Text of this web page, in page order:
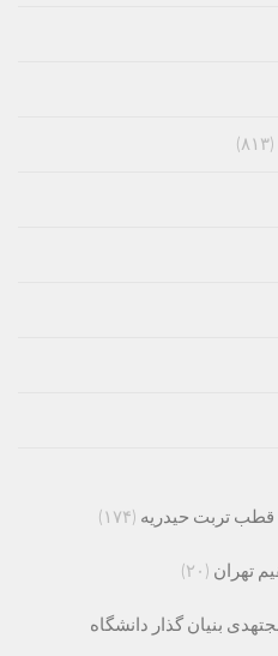
(۸۱۳)
تربت حیدریه (۱۷۴)
تهران (۲۰)
بنیان گذار دانشگاه